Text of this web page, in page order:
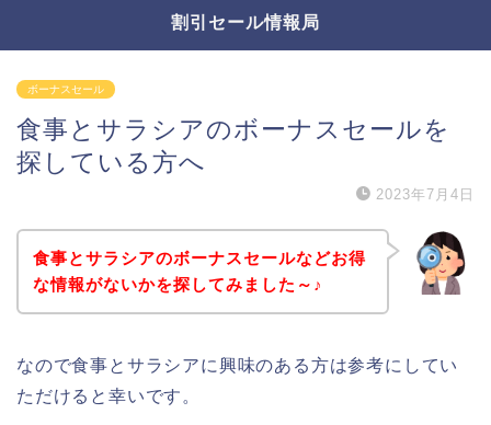
割引セール情報局
ボーナスセール
食事とサラシアのボーナスセールを
探している方へ
2023年7月4日
食事とサラシアのボーナスセールなどお得
な情報がないかを探してみました～♪
なので食事とサラシアに興味のある方は参考にしてい
ただけると幸いです。